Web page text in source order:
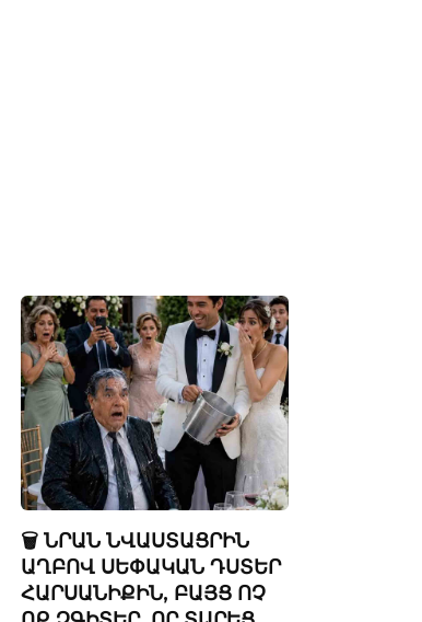
🗑️ ՆՐԱՆ ՆՎԱՍՏԱՑՐԻՆ
ԱՂԲՈՎ ՍԵՓԱԿԱՆ ԴՍՏԵՐ
ՀԱՐՍԱՆԻՔԻՆ, ԲԱՅՑ ՈՉ